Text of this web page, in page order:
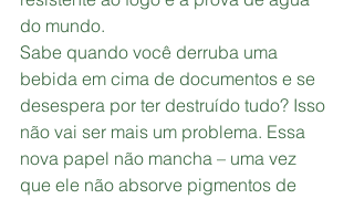
do mundo.
Sabe quando você derruba uma
bebida em cima de documentos e se
desespera por ter destruído tudo? Isso
não vai ser mais um problema. Essa
nova papel não mancha – uma vez
que ele não absorve pigmentos de